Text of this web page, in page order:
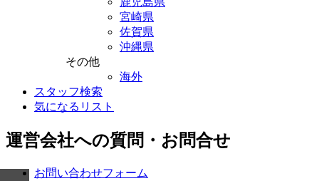
宮崎県
佐賀県
沖縄県
その他
海外
スタッフ検索
気になるリスト
運営会社への質問・お問合せ
お問い合わせフォーム